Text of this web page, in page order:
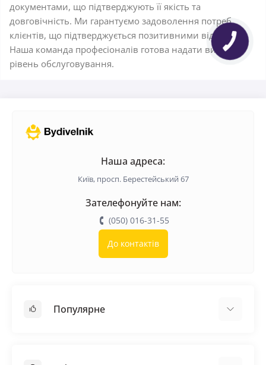
документами, що підтверджують її якість та
довговічність. Ми гарантуємо задоволення потреб
клієнтів, що підтверджується позитивними відгуками.
Наша команда професіоналів готова надати високий
рівень обслуговування.
Наша адреса:
Київ, просп. Берестейський 67
Зателефонуйте нам:
(050) 016-31-55
До контактів
Популярне